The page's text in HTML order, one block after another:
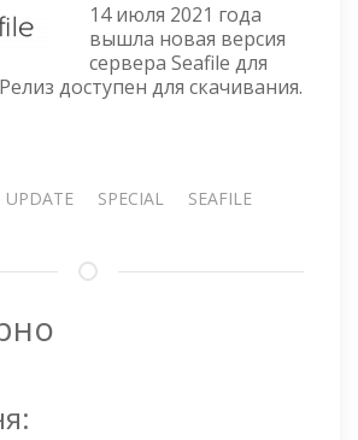
14 июля 2021 года
вышла новая версия
сервера Seafile для
доступен для скачивания.
UPDATE SPECIAL SEAFILE